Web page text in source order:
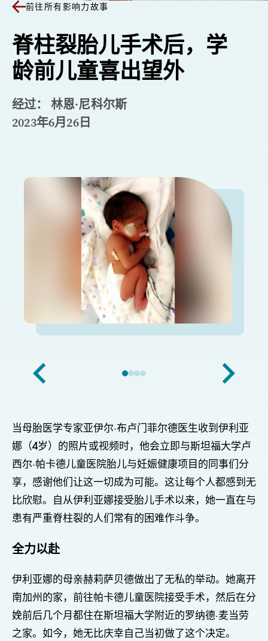
前往所有影响力故事
脊柱裂胎儿手术后，学
龄前儿童喜出望外
经过： 林恩·尼科尔斯
2023年6月26日
当母胎医学专家亚伊尔·布卢门菲尔德医生收到伊利亚
娜（4岁）的照片或视频时，他会立即与斯坦福大学卢
西尔·帕卡德儿童医院胎儿与妊娠健康项目的同事们分
享，感谢他们让这一切成为可能。这让每个人都感到无
比欣慰。自从伊利亚娜接受胎儿手术以来，她一直在与
患有严重脊柱裂的人们常有的困难作斗争。
全力以赴
伊利亚娜的母亲赫莉萨贝德做出了无私的举动。她离开
南加州的家，前往帕卡德儿童医院接受手术，然后在分
娩前后几个月都住在斯坦福大学附近的罗纳德·麦当劳
之家。如今，她无比庆幸自己当初做了这个决定。